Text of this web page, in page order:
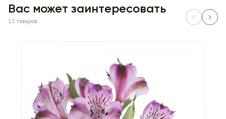
Вас может заинтересовать
12 товаров